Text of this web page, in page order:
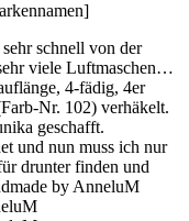
schnell von der
viele Luftmaschen…
4-fädig, 4er
Nr. 102) verhäkelt.
geschafft.
und nun muss ich nur
drunter finden und